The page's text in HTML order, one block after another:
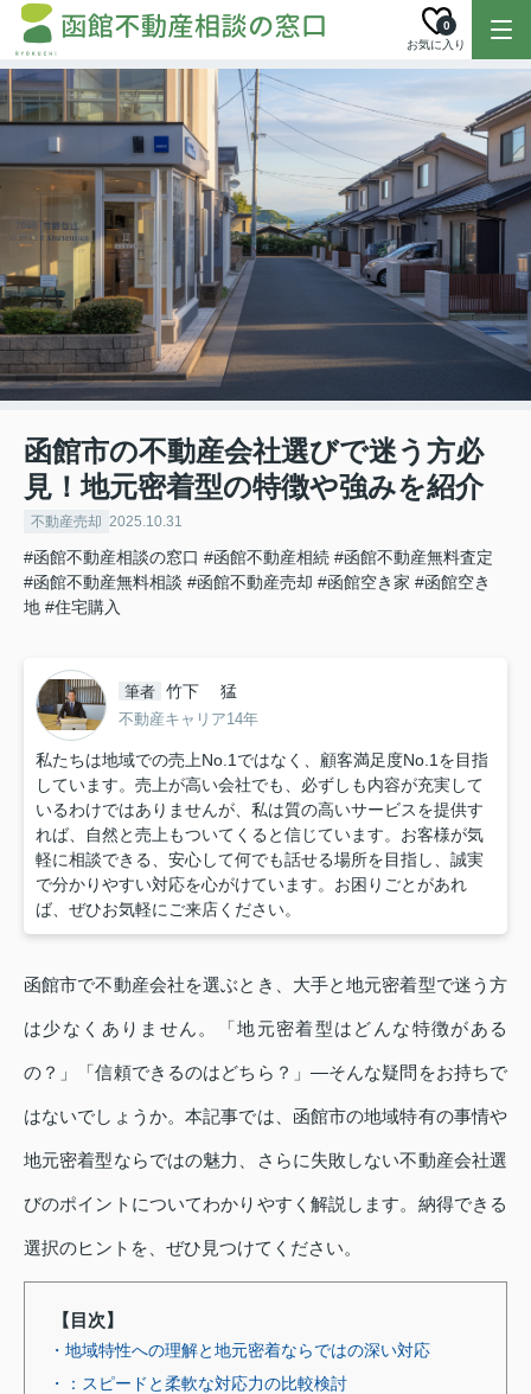
お気に入り
0
函館市の不動産会社選びで迷う方必
見！地元密着型の特徴や強みを紹介
不動産売却 2025.10.31
#函館不動産相談の窓口 #函館不動産相続 #函館不動産無料査定
#函館不動産無料相談 #函館不動産売却 #函館空き家 #函館空き
地 #住宅購入
筆者 竹下 猛
不動産キャリア14年
私たちは地域での売上No.1ではなく、顧客満足度No.1を目指
しています。売上が高い会社でも、必ずしも内容が充実して
いるわけではありませんが、私は質の高いサービスを提供す
れば、自然と売上もついてくると信じています。お客様が気
軽に相談できる、安心して何でも話せる場所を目指し、誠実
で分かりやすい対応を心がけています。お困りごとがあれ
ば、ぜひお気軽にご来店ください。
函館市で不動産会社を選ぶとき、大手と地元密着型で迷う方
は少なくありません。「地元密着型はどんな特徴がある
の？」「信頼できるのはどちら？」―そんな疑問をお持ちで
はないでしょうか。本記事では、函館市の地域特有の事情や
地元密着型ならではの魅力、さらに失敗しない不動産会社選
びのポイントについてわかりやすく解説します。納得できる
選択のヒントを、ぜひ見つけてください。
【目次】
・地域特性への理解と地元密着ならではの深い対応
・：スピードと柔軟な対応力の比較検討